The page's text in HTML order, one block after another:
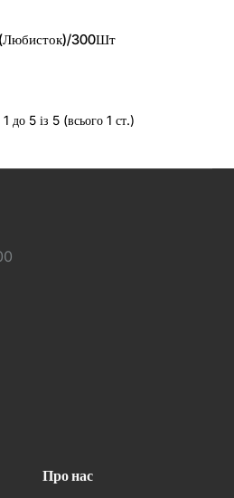
(Любисток)/300Шт
до 5 із 5 (всього 1 ст.)
Про нас